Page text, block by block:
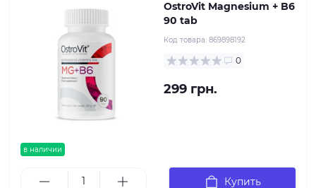
в наличии
OstroVit Magnesium + B6
90 tab
Код товара: 869898192
0
299 грн.
Купить